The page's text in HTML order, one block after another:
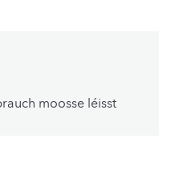
moosse léisst